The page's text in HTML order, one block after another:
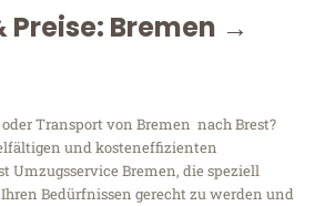
Preise: Bremen →
Transport von Bremen nach Brest?
und kosteneffizienten
Umzugsservice Bremen, die speziell
Bedürfnissen gerecht zu werden und